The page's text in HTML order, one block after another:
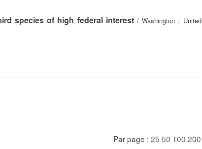
species of high federal interest/ Washington : United
Par page : 25 50 100 200